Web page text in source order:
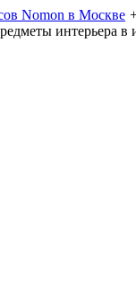
интерьера в